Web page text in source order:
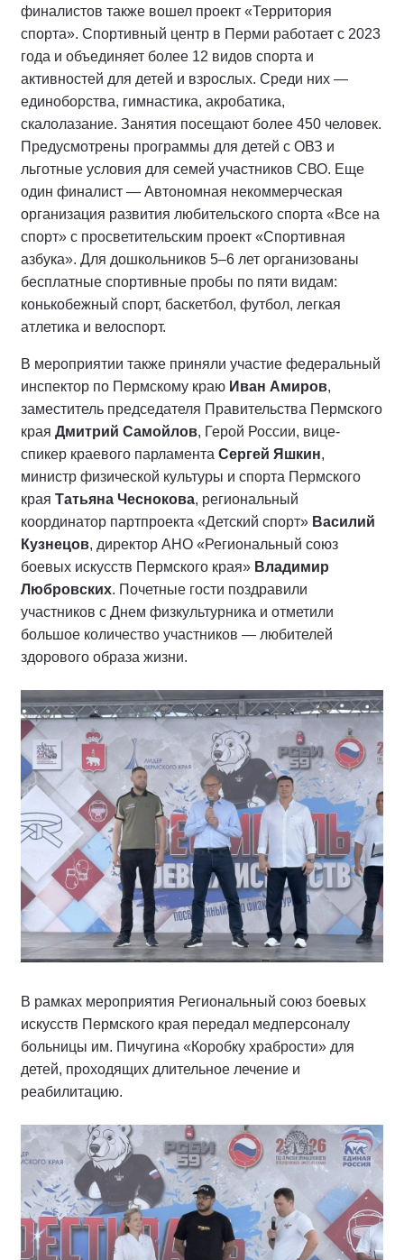
финалистов также вошел проект «Территория
спорта». Спортивный центр в Перми работает с 2023
года и объединяет более 12 видов спорта и
активностей для детей и взрослых. Среди них —
единоборства, гимнастика, акробатика,
скалолазание. Занятия посещают более 450 человек.
Предусмотрены программы для детей с ОВЗ и
льготные условия для семей участников СВО. Еще
один финалист — Автономная некоммерческая
организация развития любительского спорта «Все на
спорт» с просветительским проект «Спортивная
азбука». Для дошкольников 5–6 лет организованы
бесплатные спортивные пробы по пяти видам:
конькобежный спорт, баскетбол, футбол, легкая
атлетика и велоспорт.
В мероприятии также приняли участие федеральный
инспектор по Пермскому краю Иван Амиров,
заместитель председателя Правительства Пермского
края Дмитрий Самойлов, Герой России, вице-
спикер краевого парламента Сергей Яшкин,
министр физической культуры и спорта Пермского
края Татьяна Чеснокова, региональный
координатор партпроекта «Детский спорт» Василий
Кузнецов, директор АНО «Региональный союз
боевых искусств Пермского края» Владимир
Любровских. Почетные гости поздравили
участников с Днем физкультурника и отметили
большое количество участников — любителей
здорового образа жизни.
В рамках мероприятия Региональный союз боевых
искусств Пермского края передал медперсоналу
больницы им. Пичугина «Коробку храбрости» для
детей, проходящих длительное лечение и
реабилитацию.